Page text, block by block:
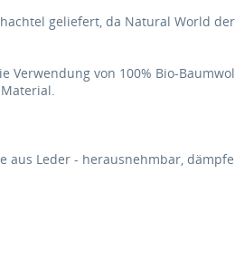
geliefert, da Natural World
Verwendung von 100% Bio-
aus Leder - herausnehmbar,